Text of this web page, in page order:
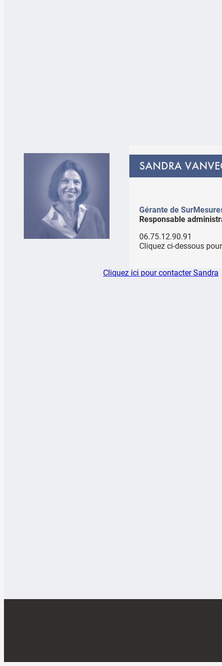
SANDRA
Gérante de
Responsable
06.75.12.90.91
Cliquez ci-dessous
Cliquez ici pour contacter Sandra